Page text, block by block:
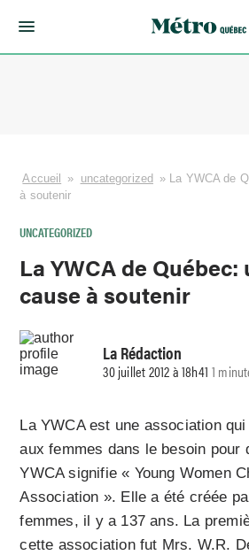
Accueil » uncategorized » La YWCA de
à soutenir
UNCATEGORIZED
La YWCA de Québec:
cause à soutenir
La Rédaction
30 juillet 2012 à 18h41 1
La YWCA est une association qui
aux femmes dans le besoin pour
YWCA signifie « Young Women
Association ». Elle a été créée
femmes, il y a 137 ans. La
cette association fut Mrs. W.R.